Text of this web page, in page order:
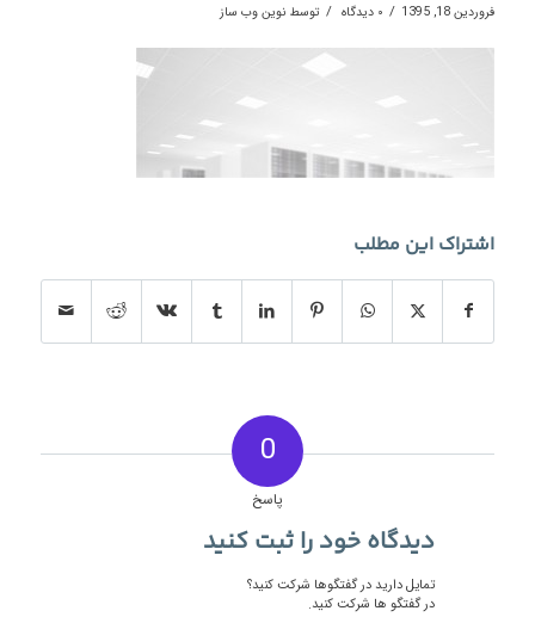
فروردین 18, 1395 / ۰ دیدگاه / توسط نوین وب ساز
اشتراک این مطلب
0
پاسخ
دیدگاه خود را ثبت کنید
تمایل دارید در گفتگوها شرکت کنید؟
در گفتگو ها شرکت کنید.